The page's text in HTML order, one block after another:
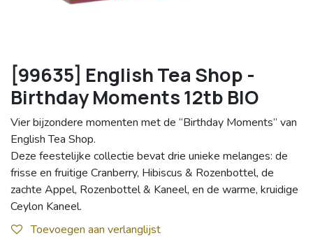
[99635] English Tea Shop -
Birthday Moments 12tb BIO
Vier bijzondere momenten met de “Birthday Moments” van
English Tea Shop.
Deze feestelijke collectie bevat drie unieke melanges: de
frisse en fruitige Cranberry, Hibiscus & Rozenbottel, de
zachte Appel, Rozenbottel & Kaneel, en de warme, kruidige
Ceylon Kaneel.
Toevoegen aan verlanglijst